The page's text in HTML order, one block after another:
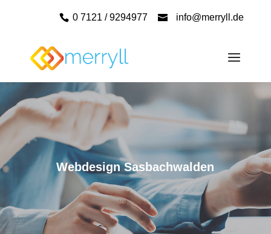
0 7121 / 9294977 info@merryll.de
Webdesign Sasbachwalden